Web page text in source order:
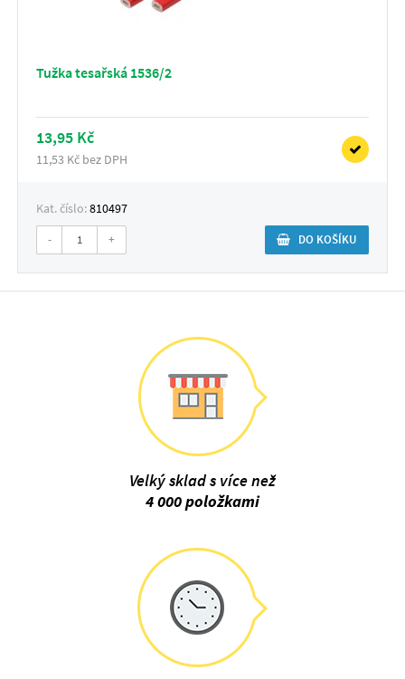
Tužka tesařská 1536/2
13,95 Kč
11,53 Kč bez DPH
Kat. číslo:810497
- + DO KOŠÍKU
Velký sklad s více než
4 000 položkami